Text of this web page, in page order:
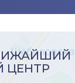
ЦЕНТР